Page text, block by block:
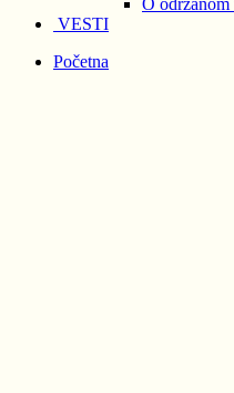
VESTI
Početna